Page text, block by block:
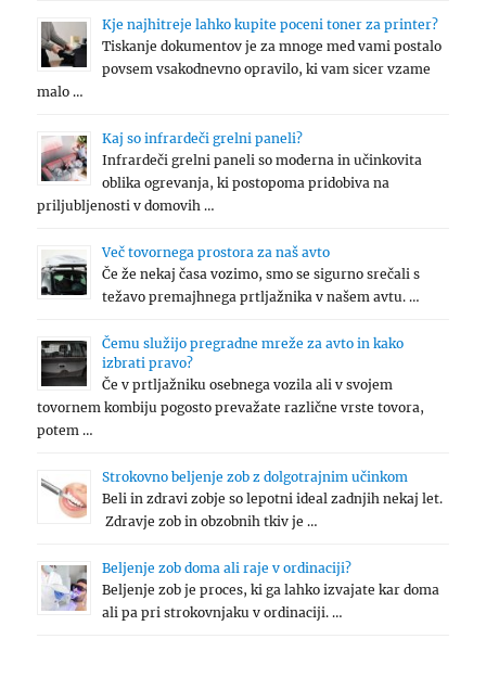
Kje najhitreje lahko kupite poceni toner za printer?
Tiskanje dokumentov je za mnoge med vami postalo
povsem vsakodnevno opravilo, ki vam sicer vzame
malo …
Kaj so infrardeči grelni paneli?
Infrardeči grelni paneli so moderna in učinkovita
oblika ogrevanja, ki postopoma pridobiva na
priljubljenosti v domovih …
Več tovornega prostora za naš avto
Če že nekaj časa vozimo, smo se sigurno srečali s
težavo premajhnega prtljažnika v našem avtu. …
Čemu služijo pregradne mreže za avto in kako
izbrati pravo?
Če v prtljažniku osebnega vozila ali v svojem
tovornem kombiju pogosto prevažate različne vrste tovora,
potem …
Strokovno beljenje zob z dolgotrajnim učinkom
Beli in zdravi zobje so lepotni ideal zadnjih nekaj let.
Zdravje zob in obzobnih tkiv je …
Beljenje zob doma ali raje v ordinaciji?
Beljenje zob je proces, ki ga lahko izvajate kar doma
ali pa pri strokovnjaku v ordinaciji. …